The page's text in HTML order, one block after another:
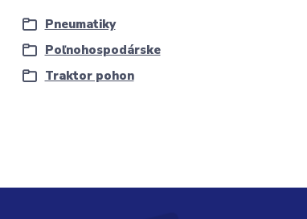
Pneumatiky
Poľnohospodárske
Traktor pohon